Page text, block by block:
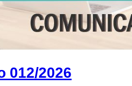
012/2026